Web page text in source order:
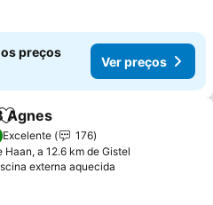
preços
Ver preços
Adicionar aos favoritos
Agnes
Excelente
176
Haan, a 12.6 km de Gistel
externa aquecida